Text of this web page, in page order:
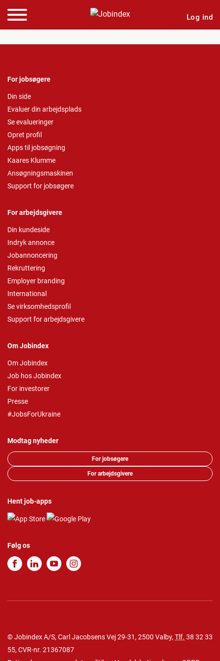
Log ind
For jobsøgere
Din side
Evaluer din arbejdsplads
Se evalueringer
Opret profil
Apps til jobsøgning
Kaares Klumme
Ansøgningsmaskinen
Support for jobsøgere
For arbejdsgivere
Din kundeside
Indryk annonce
Jobannoncering
Rekruttering
Employer branding
International
Se virksomhedsprofil
Support for arbejdsgivere
Om Jobindex
Om Jobindex
Job hos Jobindex
For investorer
Presse
#JobsForUkraine
Modtag nyheder
For jobsøgere
For arbejdsgivere
Hent job-apps
Følg os
© Jobindex A/S, Carl Jacobsens Vej 29-31, 2500 Valby, Tlf. 38 32 33
55, CVR-nr. 21367087